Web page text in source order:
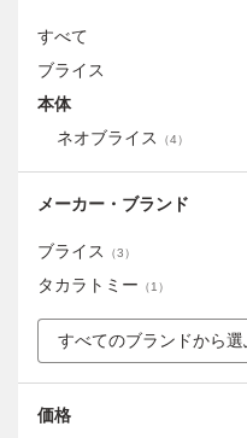
すべて
ブライス
本体
ネオブライス
（4）
メーカー・ブランド
ブライス （3）
タカラトミー （1 ）
すべてのブランドから選
価格